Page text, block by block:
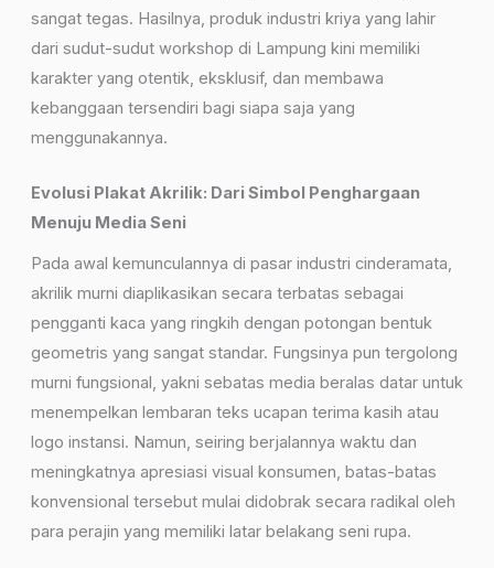
sangat tegas. Hasilnya, produk industri kriya yang lahir
dari sudut-sudut workshop di Lampung kini memiliki
karakter yang otentik, eksklusif, dan membawa
kebanggaan tersendiri bagi siapa saja yang
menggunakannya.
Evolusi Plakat Akrilik: Dari Simbol Penghargaan
Menuju Media Seni
Pada awal kemunculannya di pasar industri cinderamata,
akrilik murni diaplikasikan secara terbatas sebagai
pengganti kaca yang ringkih dengan potongan bentuk
geometris yang sangat standar. Fungsinya pun tergolong
murni fungsional, yakni sebatas media beralas datar untuk
menempelkan lembaran teks ucapan terima kasih atau
logo instansi. Namun, seiring berjalannya waktu dan
meningkatnya apresiasi visual konsumen, batas-batas
konvensional tersebut mulai didobrak secara radikal oleh
para perajin yang memiliki latar belakang seni rupa.